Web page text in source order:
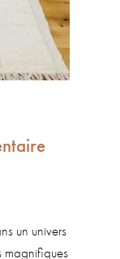
un univers
magnifiques